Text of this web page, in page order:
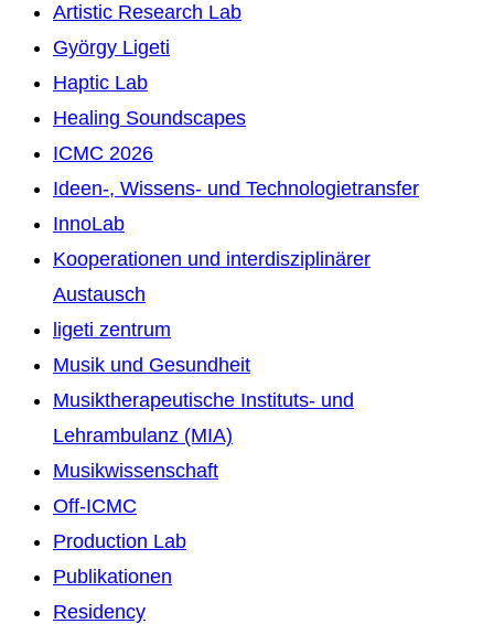
Artistic Research Lab
György Ligeti
Haptic Lab
Healing Soundscapes
ICMC 2026
Ideen-, Wissens- und Technologietransfer
InnoLab
Kooperationen und interdisziplinärer
Austausch
ligeti zentrum
Musik und Gesundheit
Musiktherapeutische Instituts- und
Lehrambulanz (MIA)
Musikwissenschaft
Off-ICMC
Production Lab
Publikationen
Residency